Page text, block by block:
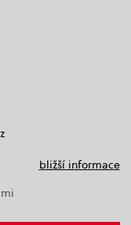
bližší informace